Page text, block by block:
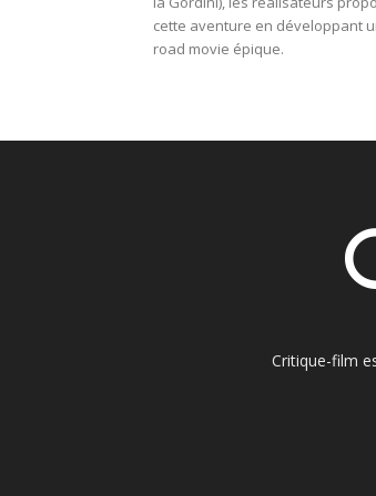
cette aventure en développant
road movie épique.
Critique-film